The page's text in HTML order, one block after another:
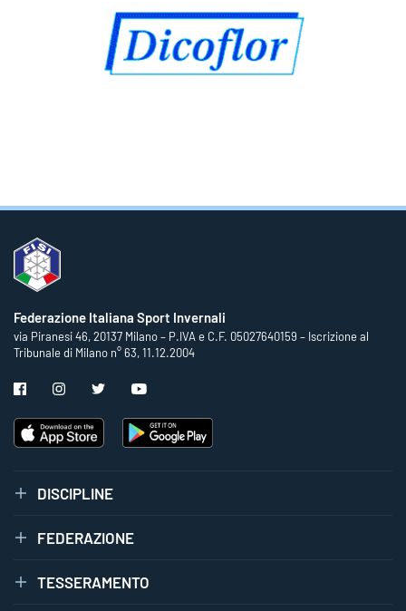
Federazione Italiana Sport Invernali
via Piranesi 46, 20137 Milano – P.IVA e C.F. 05027640159 – Iscrizione al
Tribunale di Milano n° 63, 11.12.2004
DISCIPLINE
FEDERAZIONE
TESSERAMENTO